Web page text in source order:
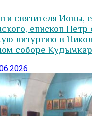
святителя Ионы,
епископ Петр
литургию в
соборе